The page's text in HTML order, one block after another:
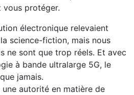
vous protéger.
électronique relevaient
science-fiction, mais nous
ne sont que trop réels. Et avec
à bande ultralarge 5G, le
jamais.
autorité en matière de